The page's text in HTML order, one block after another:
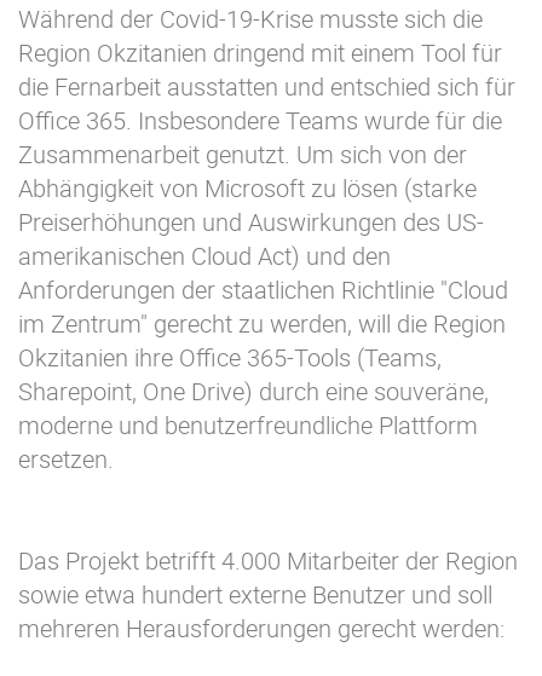
Während der Covid-19-Krise musste sich die
Region Okzitanien dringend mit einem Tool für
die Fernarbeit ausstatten und entschied sich für
Office 365. Insbesondere Teams wurde für die
Zusammenarbeit genutzt. Um sich von der
Abhängigkeit von Microsoft zu lösen (starke
Preiserhöhungen und Auswirkungen des US-
amerikanischen Cloud Act) und den
Anforderungen der staatlichen Richtlinie "Cloud
im Zentrum" gerecht zu werden, will die Region
Okzitanien ihre Office 365-Tools (Teams,
Sharepoint, One Drive) durch eine souveräne,
moderne und benutzerfreundliche Plattform
ersetzen.
Das Projekt betrifft 4.000 Mitarbeiter der Region
sowie etwa hundert externe Benutzer und soll
mehreren Herausforderungen gerecht werden: